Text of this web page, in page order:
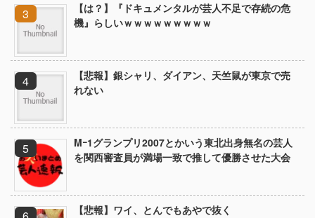
【は？】『ドキュメンタルが芸人不足で存続の危
機』らしいｗｗｗｗｗｗｗｗｗ
【悲報】銀シャリ、ダイアン、天竺鼠が東京で売
れない
Mｰ1グランプリ2007とかいう東北出身無名の芸人
を関西審査員が満場一致で推して優勝させた大会
【悲報】ワイ、とんでもあやで抜く